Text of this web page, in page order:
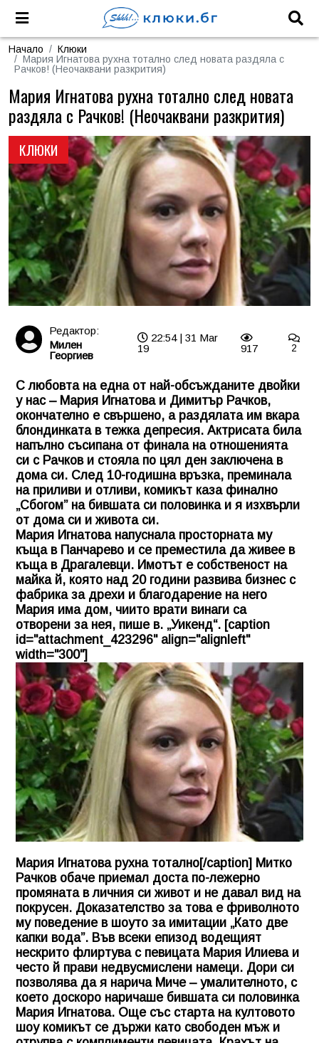
Начало
Клюки
Мария Игнатова рухна тотално след новата раздяла с
Рачков! (Неочаквани разкрития)
КЛЮКИ
Мария Игнатова рухна тотално след новата
раздяла с Рачков! (Неочаквани разкрития)
Редактор:
Милен
Георгиев
22:54 | 31 Mar
19
917 2
С любовта на една от най-обсъжданите двойки
у нас – Мария Игнатова и Димитър Рачков,
окончателно е свършено, а раздялата им вкара
блондинката в тежка депресия. Актрисата била
напълно съсипана от финала на отношенията
си с Рачков и стояла по цял ден заключена в
дома си. След 10-годишна връзка, преминала
на приливи и отливи, комикът каза финално
„Сбогом” на бившата си половинка и я изхвърли
от дома си и живота си.
Мария Игнатова напуснала просторната му
къща в Панчарево и се преместила да живее в
къща в Драгалевци. Имотът е собственост на
майка й, която над 20 години развива бизнес с
фабрика за дрехи и благодарение на него
Мария има дом, чиито врати винаги са
отворени за нея, пише в. „Уикенд“. [caption
id="attachment_423296" align="alignleft"
width="300"]
Мария Игнатова рухна тотално[/caption] Митко
Рачков обаче приемал доста по-лежерно
промяната в личния си живот и не давал вид на
покрусен. Доказателство за това е фриволното
му поведение в шоуто за имитации „Като две
капки вода”. Във всеки епизод водещият
нескрито флиртува с певицата Мария Илиева и
често й прави недвусмислени намеци. Дори си
позволява да я нарича Миче – умалителното, с
което доскоро наричаше бившата си половинка
Мария Игнатова. Още със старта на култовото
шоу комикът се държи като свободен мъж и